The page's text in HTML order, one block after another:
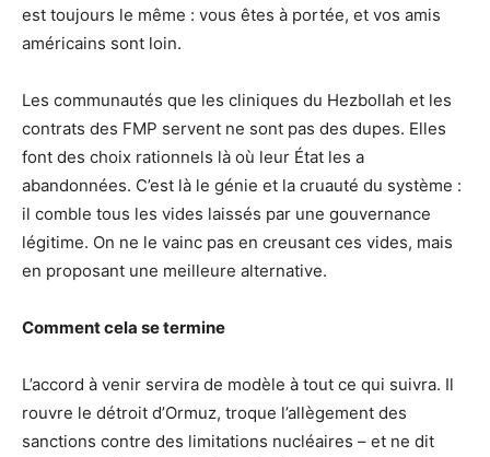
est toujours le même : vous êtes à portée, et vos amis
américains sont loin.
Les communautés que les cliniques du Hezbollah et les
contrats des FMP servent ne sont pas des dupes. Elles
font des choix rationnels là où leur État les a
abandonnées. C’est là le génie et la cruauté du système :
il comble tous les vides laissés par une gouvernance
légitime. On ne le vainc pas en creusant ces vides, mais
en proposant une meilleure alternative.
Comment cela se termine
L’accord à venir servira de modèle à tout ce qui suivra. Il
rouvre le détroit d’Ormuz, troque l’allègement des
sanctions contre des limitations nucléaires – et ne dit